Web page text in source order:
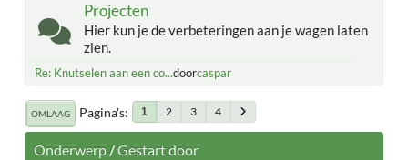
Projecten
Hier kun je de verbeteringen aan je wagen laten
zien.
Re: Knutselen aan een co...doorcaspar
OMLAAG Pagina's 1 2 3 4
Onderwerp/Gestart door